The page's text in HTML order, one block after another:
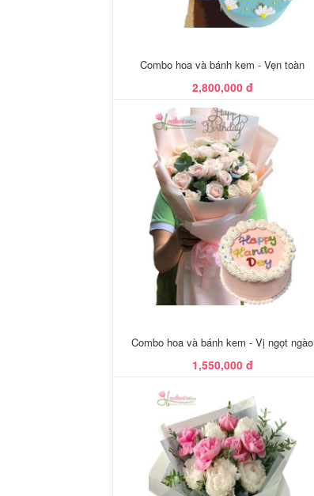
Combo hoa và bánh kem - Vẹn toàn
2,800,000 đ
Combo hoa và bánh kem - Vị ngọt ngào
1,550,000 đ